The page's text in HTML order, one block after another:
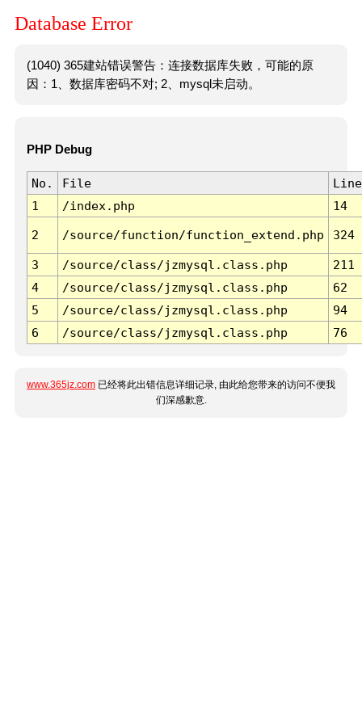
Database Error
(1040) 365建站错误警告：连接数据库失败，可能的原
因：1、数据库密码不对; 2、mysql未启动。
PHP Debug
No. File
Line
1
/index.php 14
2 /source/function/function_extend.php 324
3 /source/class/jzmysql.class.php
211
4
/source/class/jzmysql.class.php
62
5
/source/class/jzmysql.class.php
94
6
/source/class/jzmysql.class.php 76
www.365jz.com 已经将此出错信息详细记录, 由此给您带来的访问不便我
们深感歉意.